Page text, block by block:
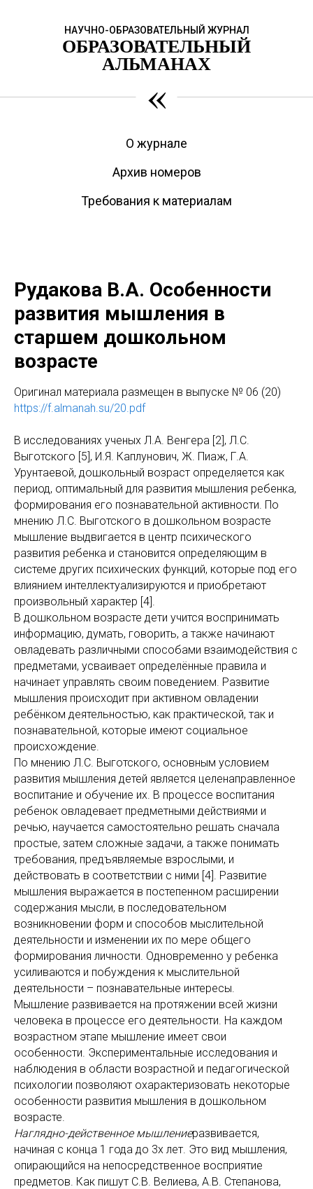
НАУЧНО-ОБРАЗОВАТЕЛЬНЫЙ ЖУРНАЛ
ОБРАЗОВАТЕЛЬНЫЙ
АЛЬМАНАХ
«
О журнале
Архив номеров
Требования к материалам
Рудакова В.А. Особенности
развития мышления в
старшем дошкольном
возрасте
Оригинал материала размещен в выпуске № 06 (20)
https://f.almanah.su/20.pdf
В исследованиях ученых Л.А. Венгера [2], Л.С.
Выготского [5], И.Я. Каплунович, Ж. Пиаж, Г.А.
Урунтаевой, дошкольный возраст определяется как
период, оптимальный для развития мышления ребенка,
формирования его познавательной активности. По
мнению Л.С. Выготского в дошкольном возрасте
мышление выдвигается в центр психического
развития ребенка и становится определяющим в
системе других психических функций, которые под его
влиянием интеллектуализируются и приобретают
произвольный характер [4].
В дошкольном возрасте дети учится воспринимать
информацию, думать, говорить, а также начинают
овладевать различными способами взаимодействия с
предметами, усваивает определённые правила и
начинает управлять своим поведением. Развитие
мышления происходит при активном овладении
ребёнком деятельностью, как практической, так и
познавательной, которые имеют социальное
происхождение.
По мнению Л.С. Выготского, основным условием
развития мышления детей является целенаправленное
воспитание и обучение их. В процессе воспитания
ребенок овладевает предметными действиями и
речью, научается самостоятельно решать сначала
простые, затем сложные задачи, а также понимать
требования, предъявляемые взрослыми, и
действовать в соответствии с ними [4]. Развитие
мышления выражается в постепенном расширении
содержания мысли, в последовательном
возникновении форм и способов мыслительной
деятельности и изменении их по мере общего
формирования личности. Одновременно у ребенка
усиливаются и побуждения к мыслительной
деятельности – познавательные интересы.
Мышление развивается на протяжении всей жизни
человека в процессе его деятельности. На каждом
возрастном этапе мышление имеет свои
особенности. Экспериментальные исследования и
наблюдения в области возрастной и педагогической
психологии позволяют охарактеризовать некоторые
особенности развития мышления в дошкольном
возрасте.
Наглядно-действенное мышлениеразвивается,
начиная с конца 1 года до 3х лет. Это вид мышления,
опирающийся на непосредственное восприятие
предметов. Как пишут С.В. Велиева, А.В. Степанова,